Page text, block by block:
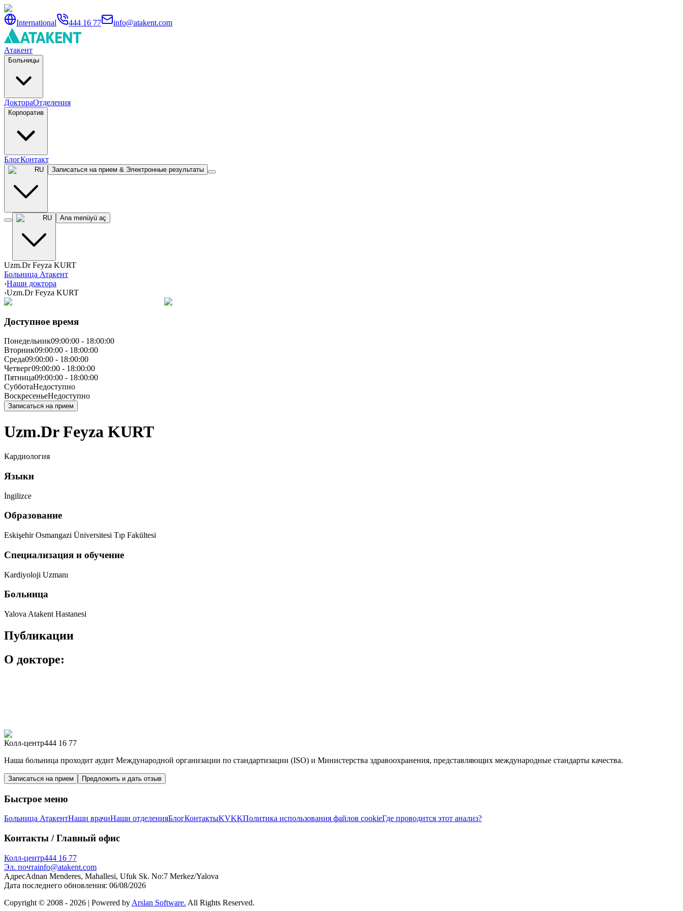
International 444 16 77 info@atakent.com
Атакент
Больницы
ДоктораОтделения
Корпоратив
БлогКонтакт
RU Записаться на прием & Электронные результаты
RU Ana menüyü aç
Uzm.Dr Feyza KURT
Больница Атакент
›Наши доктора
›Uzm.Dr Feyza KURT
Доступное время
Понедельник09:00:00 - 18:00:00
Вторник09:00:00 - 18:00:00
Среда09:00:00 - 18:00:00
Четверг09:00:00 - 18:00:00
Пятница09:00:00 - 18:00:00
СубботаНедоступно
ВоскресеньеНедоступно
Записаться на прием
Uzm.Dr Feyza KURT
Кардиология
Языки
İngilizce
Образование
Eskişehir Osmangazi Üniversitesi Tıp Fakültesi
Специализация и обучение
Kardiyoloji Uzmanı
Больница
Yalova Atakent Hastanesi
Публикации
О докторе:
Колл-центр444 16 77
Наша больница проходит аудит Международной организации по стандартизации (ISO) и Министерства здравоохранения, представляющих международные стандарты качества.
Записаться на прием Предложить и дать отзыв
Быстрое меню
Больница АтакентНаши врачиНаши отделенияБлогКонтактыKVKKПолитика использования файлов cookieГде проводится этот анализ?
Контакты / Главный офис
Колл-центр444 16 77
Эл. почтаinfo@atakent.com
АдресAdnan Menderes, Mahallesi, Ufuk Sk. No:7 Merkez/Yalova
Дата последнего обновления: 06/08/2026
Copyright © 2008 - 2026 | Powered by Arslan Software. All Rights Reserved.